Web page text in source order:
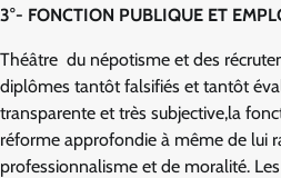
3°- FONCTION PUBLIQUE ET
Théâtre du népotisme et des
diplômes tantôt falsifiés et tantôt
transparente et très subjective,la
réforme approfondie à même de lui
professionnalisme et de moralité.